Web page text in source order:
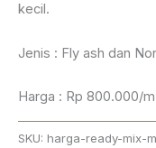
kecil.
Jenis : Fly ash dan
Harga : Rp 800.000/
SKU: harga-ready-mix-